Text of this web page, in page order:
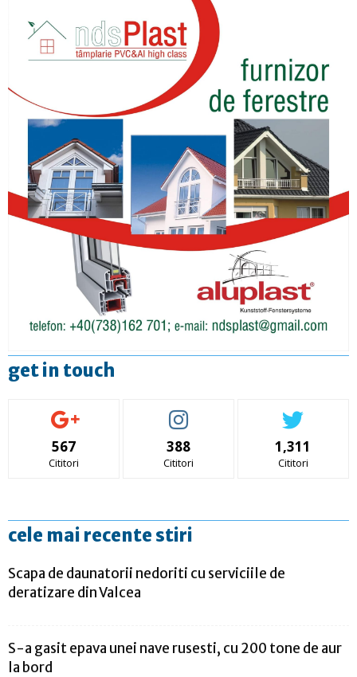
get in touch
567
Cititori
388
Cititori
1,311
Cititori
cele mai recente stiri
Scapa de daunatorii nedoriti cu serviciile de
deratizare din Valcea
S-a gasit epava unei nave rusesti, cu 200 tone de aur
la bord